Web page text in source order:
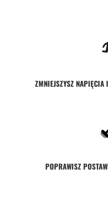
ZMNIEJSZYSZ NAPIĘCIA
POPRAWISZ